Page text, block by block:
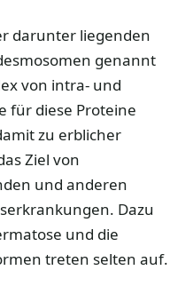
darunter liegenden
genannt
von intra- und
für diese Proteine
zu erblicher
Ziel von
und anderen
Dazu
und die
treten selten auf.